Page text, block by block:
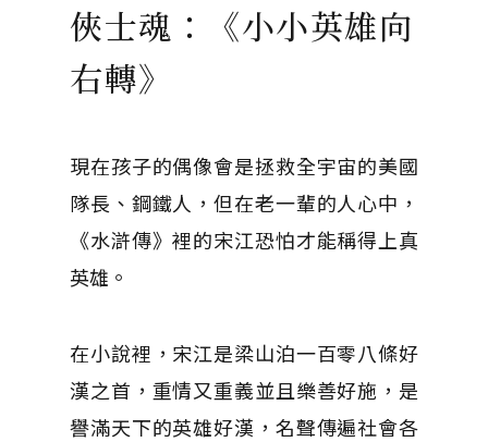
俠士魂：《小小英雄向
右轉》
現在孩子的偶像會是拯救全宇宙的美國
隊長、鋼鐵人，但在老一輩的人心中，
《水滸傳》裡的宋江恐怕才能稱得上真
英雄。
在小說裡，宋江是梁山泊一百零八條好
漢之首，重情又重義並且樂善好施，是
譽滿天下的英雄好漢，名聲傳遍社會各